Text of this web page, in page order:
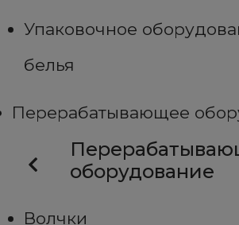
Упаковочное
белья
Перерабатывающее
оборудование
Волчки